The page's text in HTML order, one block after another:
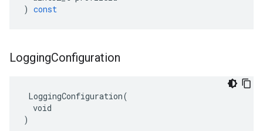
) const
LoggingConfiguration
LoggingConfiguration(
  void
)